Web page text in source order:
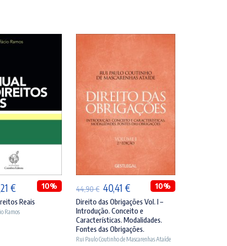
€O
preço
atual
10%
Reais
Ramos
44,90€ O
preço
original
era:
44,90 €.
40,41 €O
preço
atual
é:
40,41 €.
10%
Direito das Obrigações Vol. I –
Introdução. Conceito e
Características. Modalidades.
Fontes das Obrigações.
Rui Paulo Coutinho de Mascarenhas Ataíde